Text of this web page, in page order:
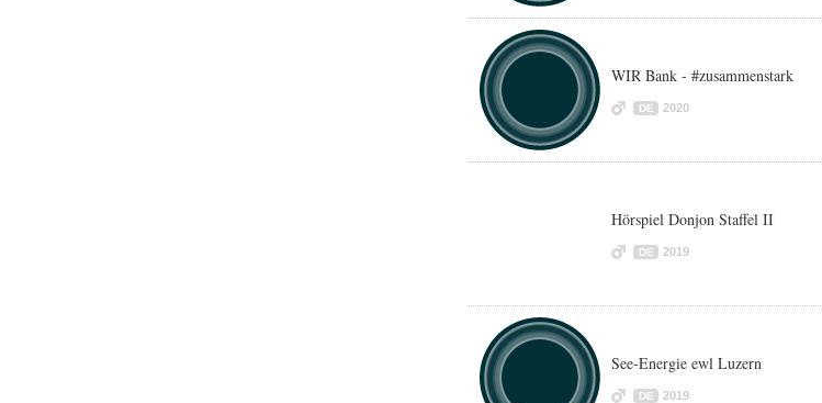
WIR Bank - #zusammenstark
DE 2020
Hörspiel Donjon Staffel II
DE 2019
See-Energie ewl Luzern
DE 2019